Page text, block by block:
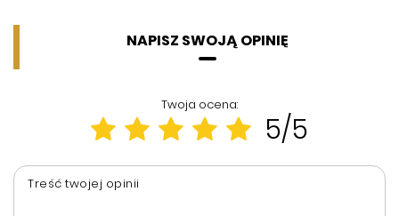
NAPISZ SWOJĄ OPINIĘ
Twoja ocena:
5/5
Treść twojej opinii